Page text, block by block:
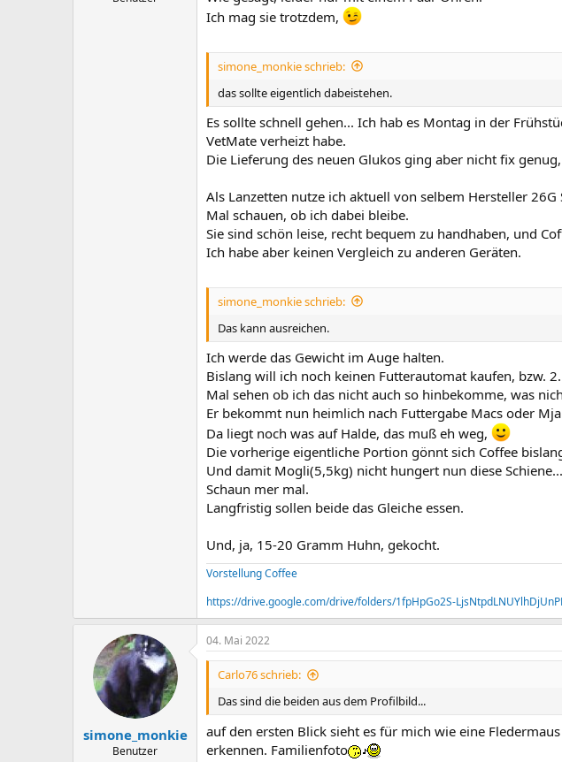
Ich mag sie trotzdem,
simone_monkie schrieb:
das sollte eigentlich dabeistehen.
Es sollte schnell gehen... Ich hab es Montag in der
VetMate verheizt habe.
Die Lieferung des neuen Glukos ging aber nicht fix
Als Lanzetten nutze ich aktuell von selbem Hersteller 26G
Mal schauen, ob ich dabei bleibe.
Sie sind schön leise, recht bequem zu handhaben, und
Ich habe aber keinen Vergleich zu anderen Geräten.
simone_monkie schrieb:
Das kann ausreichen.
Ich werde das Gewicht im Auge halten.
Bislang will ich noch keinen Futterautomat kaufen, bzw. 2.
Mal sehen ob ich das nicht auch so hinbekomme, was
Er bekommt nun heimlich nach Futtergabe Macs oder
Da liegt noch was auf Halde, das muß eh weg,
Die vorherige eigentliche Portion gönnt sich Coffee
Und damit Mogli(5,5kg) nicht hungert nun diese Schiene...
Schaun mer mal.
Langfristig sollen beide das Gleiche essen.
Und, ja, 15-20 Gramm Huhn, gekocht.
Vorstellung Coffee
https://drive.google.com/drive/folders/1fpHpGo2S-
simone_monkie
Benutzer
04. Mai 2022
Carlo76 schrieb:
Das sind die beiden aus dem Profilbild...
auf den ersten Blick sieht es für mich wie eine
erkennen. Familienfoto